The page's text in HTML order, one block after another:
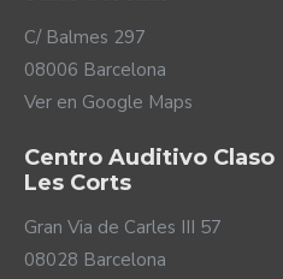
C/ Balmes 297
08006 Barcelona
Ver en Google Maps
Centro Auditivo Claso
Les Corts
Gran Via de Carles III 57
08028 Barcelona